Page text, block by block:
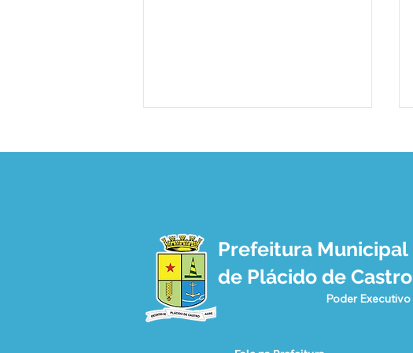
Plácido de Castro, um
verdadeiro canteiro de
Obras
Prefeitura Municipal
de Plácido de Castro
Poder Executivo